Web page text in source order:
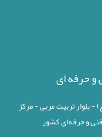
و حرفه ای
- بلوار تربیت مربی - مرکز
و حرفه‌ای کشور